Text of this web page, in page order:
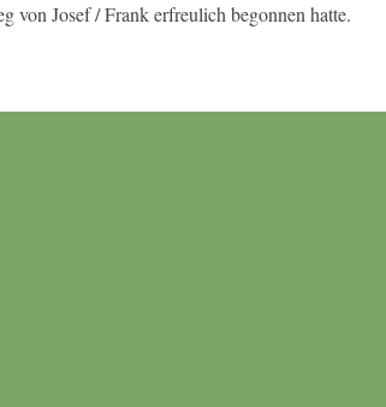
von Josef / Frank erfreulich begonnen hatte.